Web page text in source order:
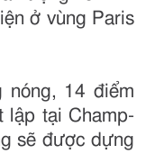
ở vùng Paris
nóng, 14 điểm
lập tại Champ-
sẽ được dựng